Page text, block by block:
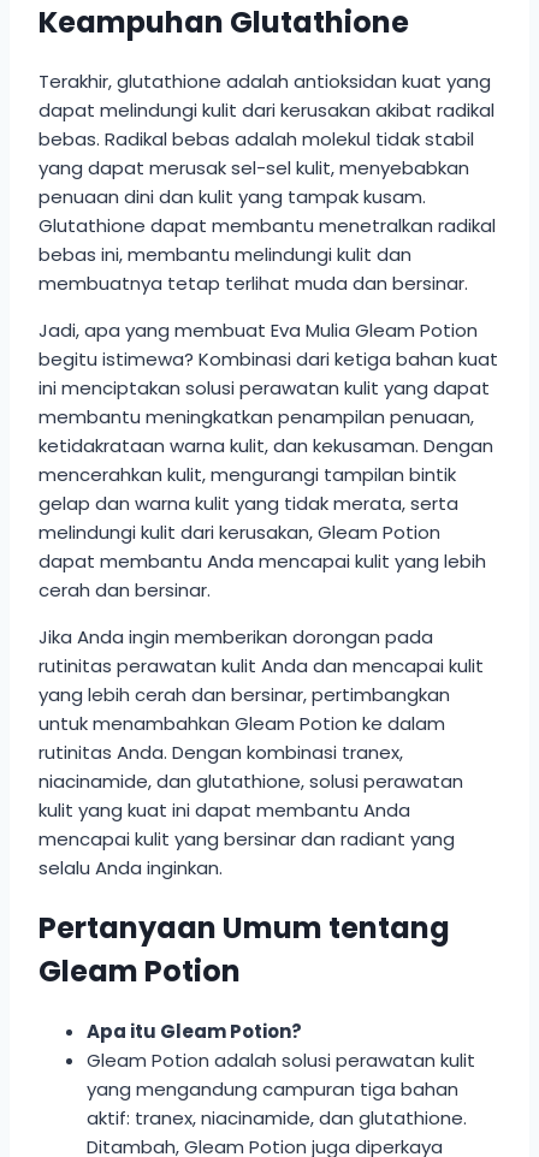
Keampuhan Glutathione
Terakhir, glutathione adalah antioksidan kuat yang
dapat melindungi kulit dari kerusakan akibat radikal
bebas. Radikal bebas adalah molekul tidak stabil
yang dapat merusak sel-sel kulit, menyebabkan
penuaan dini dan kulit yang tampak kusam.
Glutathione dapat membantu menetralkan radikal
bebas ini, membantu melindungi kulit dan
membuatnya tetap terlihat muda dan bersinar.
Jadi, apa yang membuat Eva Mulia Gleam Potion
begitu istimewa? Kombinasi dari ketiga bahan kuat
ini menciptakan solusi perawatan kulit yang dapat
membantu meningkatkan penampilan penuaan,
ketidakrataan warna kulit, dan kekusaman. Dengan
mencerahkan kulit, mengurangi tampilan bintik
gelap dan warna kulit yang tidak merata, serta
melindungi kulit dari kerusakan, Gleam Potion
dapat membantu Anda mencapai kulit yang lebih
cerah dan bersinar.
Jika Anda ingin memberikan dorongan pada
rutinitas perawatan kulit Anda dan mencapai kulit
yang lebih cerah dan bersinar, pertimbangkan
untuk menambahkan Gleam Potion ke dalam
rutinitas Anda. Dengan kombinasi tranex,
niacinamide, dan glutathione, solusi perawatan
kulit yang kuat ini dapat membantu Anda
mencapai kulit yang bersinar dan radiant yang
selalu Anda inginkan.
Pertanyaan Umum tentang
Gleam Potion
Apa itu Gleam Potion?
Gleam Potion adalah solusi perawatan kulit
yang mengandung campuran tiga bahan
aktif: tranex, niacinamide, dan glutathione.
Ditambah, Gleam Potion juga diperkaya